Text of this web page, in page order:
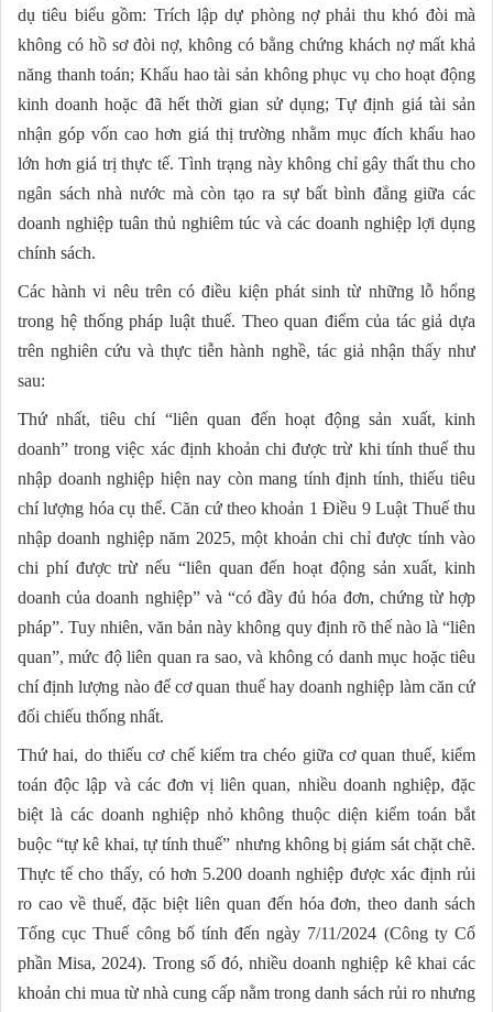
dụ tiêu biểu gồm: Trích lập dự phòng nợ phải thu khó đòi mà
không có hồ sơ đòi nợ, không có bằng chứng khách nợ mất khả
năng thanh toán; Khấu hao tài sản không phục vụ cho hoạt động
kinh doanh hoặc đã hết thời gian sử dụng; Tự định giá tài sản
nhận góp vốn cao hơn giá thị trường nhằm mục đích khấu hao
lớn hơn giá trị thực tế. Tình trạng này không chỉ gây thất thu cho
ngân sách nhà nước mà còn tạo ra sự bất bình đẳng giữa các
doanh nghiệp tuân thủ nghiêm túc và các doanh nghiệp lợi dụng
chính sách.
Các hành vi nêu trên có điều kiện phát sinh từ những lỗ hổng
trong hệ thống pháp luật thuế. Theo quan điểm của tác giả dựa
trên nghiên cứu và thực tiễn hành nghề, tác giả nhận thấy như
sau:
Thứ nhất, tiêu chí “liên quan đến hoạt động sản xuất, kinh
doanh” trong việc xác định khoản chi được trừ khi tính thuế thu
nhập doanh nghiệp hiện nay còn mang tính định tính, thiếu tiêu
chí lượng hóa cụ thể. Căn cứ theo khoản 1 Điều 9 Luật Thuế thu
nhập doanh nghiệp năm 2025, một khoản chi chỉ được tính vào
chi phí được trừ nếu “liên quan đến hoạt động sản xuất, kinh
doanh của doanh nghiệp” và “có đầy đủ hóa đơn, chứng từ hợp
pháp”. Tuy nhiên, văn bản này không quy định rõ thế nào là “liên
quan”, mức độ liên quan ra sao, và không có danh mục hoặc tiêu
chí định lượng nào để cơ quan thuế hay doanh nghiệp làm căn cứ
đối chiếu thống nhất.
Thứ hai, do thiếu cơ chế kiểm tra chéo giữa cơ quan thuế, kiểm
toán độc lập và các đơn vị liên quan, nhiều doanh nghiệp, đặc
biệt là các doanh nghiệp nhỏ không thuộc diện kiểm toán bắt
buộc “tự kê khai, tự tính thuế” nhưng không bị giám sát chặt chẽ.
Thực tế cho thấy, có hơn 5.200 doanh nghiệp được xác định rủi
ro cao về thuế, đặc biệt liên quan đến hóa đơn, theo danh sách
Tổng cục Thuế công bố tính đến ngày 7/11/2024 (Công ty Cổ
phần Misa, 2024). Trong số đó, nhiều doanh nghiệp kê khai các
khoản chi mua từ nhà cung cấp nằm trong danh sách rủi ro nhưng